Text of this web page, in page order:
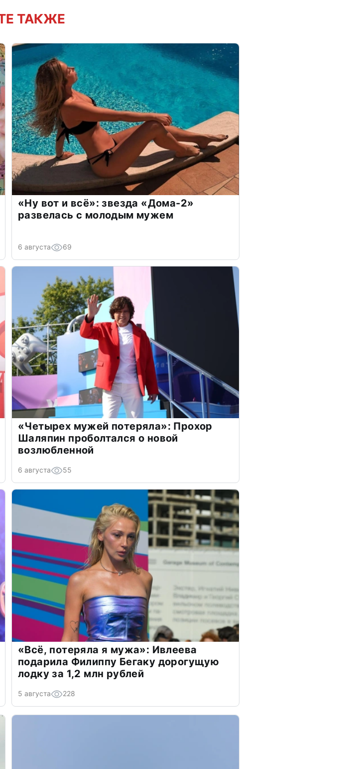
ТАКЖЕ
«Ну вот и всё»: звезда «Дома-2»
развелась с молодым мужем
6 августа 69
«Четырех мужей потеряла»: Прохор
Шаляпин проболтался о новой
возлюбленной
6 августа 55
«Всё, потеряла я мужа»: Ивлеева
подарила Филиппу Бегаку дорогущую
лодку за 1,2 млн рублей
5 августа 228